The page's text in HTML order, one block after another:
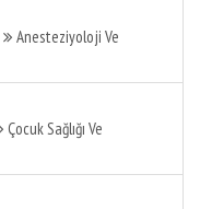
Anesteziyoloji Ve
Çocuk Sağlığı Ve